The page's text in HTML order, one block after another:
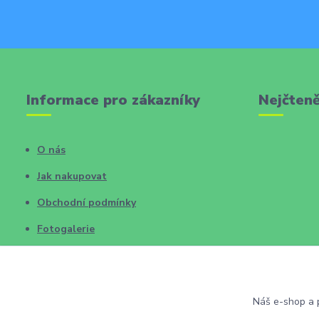
Informace pro zákazníky
O nás
Jak nakupovat
Obchodní podmínky
Fotogalerie
Náš e-shop a